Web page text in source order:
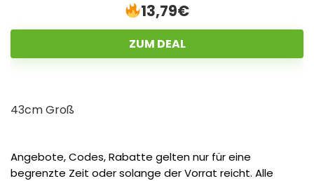
13,79€
ZUM DEAL
43cm Groß
Angebote, Codes, Rabatte gelten nur für eine
begrenzte Zeit oder solange der Vorrat reicht. Alle